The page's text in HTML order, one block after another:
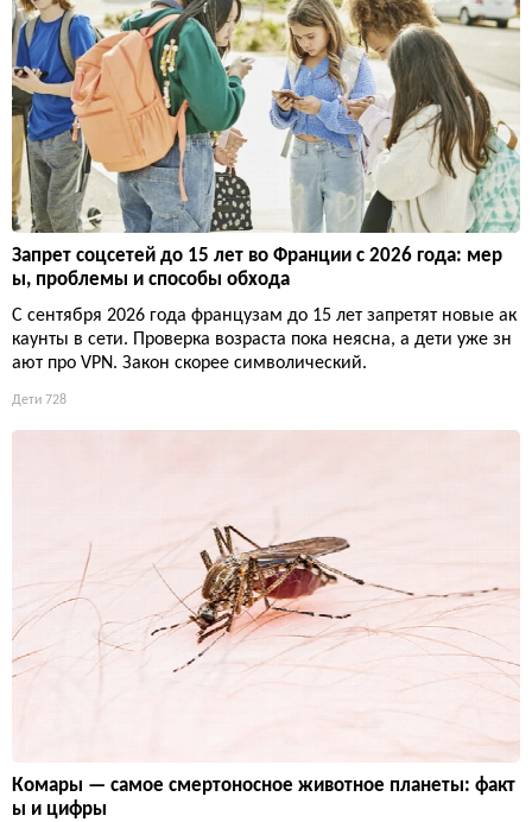
Запрет соцсетей до 15 лет во Франции с 2026 года: мер
ы, проблемы и способы обхода
С сентября 2026 года французам до 15 лет запретят новые ак
каунты в сети. Проверка возраста пока неясна, а дети уже зн
ают про VPN. Закон скорее символический.
Дети 728
Комары — самое смертоносное животное планеты: факт
ы и цифры